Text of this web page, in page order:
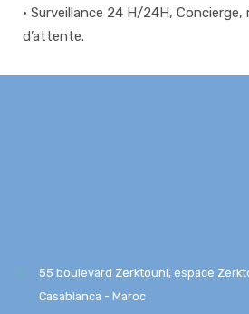
• Surveillance 24 H/24H, Concierge,
d’attente.
55 boulevard Zerktouni, espace
Casablanca - Maroc